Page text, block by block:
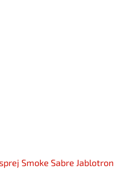
Smoke Sabre Jablotron